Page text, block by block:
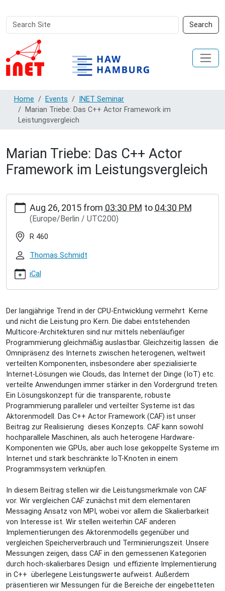
Search
Site
Search
Advanced
Search…
Home Events
INET Seminar
Marian Triebe: Das C++ Actor Framework im
Leistungsvergleich
Marian Triebe: Das C++ Actor
Framework im Leistungsvergleich
https://inet.haw-
hamburg.de/events/inet-
seminar/marian-
triebe-
das-
actor-
framework-
Triebe:
Das
C++
Actor
Framework
im
Leistungsvergleich
2015-
08-
26T15:30:00+02:00
2015-
08-
26T16:30:00+02:00
Aug 26, 2015from 03:30 PM to 04:30 PM
(Europe/Berlin / UTC200)
R 460
Thomas Schmidt
iCal
Der langjährige Trend in der CPU-Entwicklung vermehrt Kerne
und nicht die Leistung pro Kern. Die dabei entstehenden
Multicore-Architekturen sind nur mittels nebenläufiger
Programmierung gleichmäßig auslastbar. Gleichzeitig lassen die
Omnipräsenz des Internets zwischen heterogenen, weltweit
verteilten Komponenten, insbesondere aber spezialisierte
Internet-Lösungen wie Clouds, das Internet der Dinge (IoT) etc.
verteilte Anwendungen immer stärker in den Vordergrund treten.
Ein Lösungskonzept für die transparente, robuste
Programmierung paralleler und verteilter Systeme ist das
Aktorenmodell. Das C++ Actor Framework (CAF) ist unser
Beitrag zur Realisierung dieses Konzepts. CAF kann sowohl
hochparallele Maschinen, als auch heterogene Hardware-
Komponenten wie GPUs, aber auch lose gekoppelte Systeme im
Internet und stark beschränkte IoT-Knoten in einem
Programmsystem verknüpfen.
In diesem Beitrag stellen wir die Leistungsmerkmale von CAF
vor. Wir vergleichen CAF zunächst mit dem elementaren
Messaging Ansatz von MPI, wobei vor allem die Skalierbarkeit
von Interesse ist. Wir stellen weiterhin CAF anderen
Implementierungen des Aktorenmodells gegenüber und
vergleichen Speicherverbrauch und Terminierungszeit. Unsere
Messungen zeigen, dass CAF in den gemessenen Kategorien
durch hoch-skalierbares Design und effiziente Implementierung
in C++ überlegene Leistungswerte aufweist. Außerdem
präsentieren wir Messungen für die Bereiche der eingebetteten